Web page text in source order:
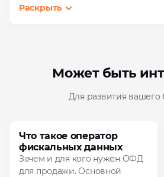
Раскрыть
Может быть
Для развития вашего
Что такое оператор
фискальных данных
Зачем и для кого нужен ОФД
для продажи. Основной